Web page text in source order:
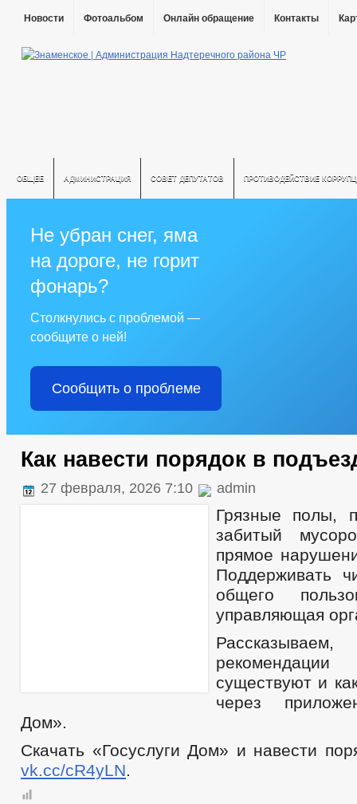
Новости Фотоальбом Онлайн обращение Контакты
ОБЩЕЕ АДМИНИСТРАЦИЯ СОВЕТ ДЕПУТАТОВ ПРОТИВОДЕЙСТВИЕ
Не убран снег, яма
на дороге, не горит
фонарь?
Столкнулись с проблемой —
сообщите о ней!
Сообщить о проблеме
Как навести порядок в
27 февраля, 2026 7:10 admin
Грязные полы,
забитый
прямое
Поддерживать
общего
управляющая
существуют и
через
Дом».
Скачать «Госуслуги Дом» и навести
vk.cc/cR4yLN.